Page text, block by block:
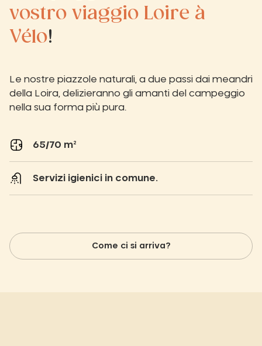
vostro viaggio Loire à
Vélo!
Le nostre piazzole naturali, a due passi dai meandri
della Loira, delizieranno gli amanti del campeggio
nella sua forma più pura.
65/70 m²
Servizi igienici in comune.
Come ci si arriva?